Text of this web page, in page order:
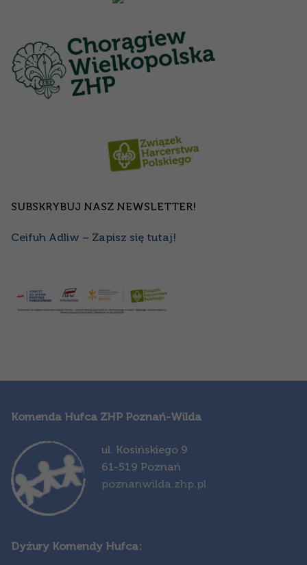
SUBSKRYBUJ NASZ NEWSLETTER!
Ceifuh Adliw – Zapisz się tutaj!
Komenda Hufca ZHP Poznań-Wilda
ul. Kosińskiego 9
61-519 Poznań
poznanwilda.zhp.pl
Dyżury Komendy Hufca: